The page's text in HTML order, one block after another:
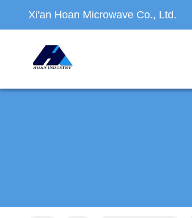
Xi'an Hoan Microwave Co., Ltd.